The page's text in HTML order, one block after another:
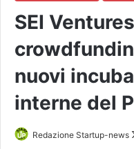
SEI
nuovi
interne del
Redazione Startup-news